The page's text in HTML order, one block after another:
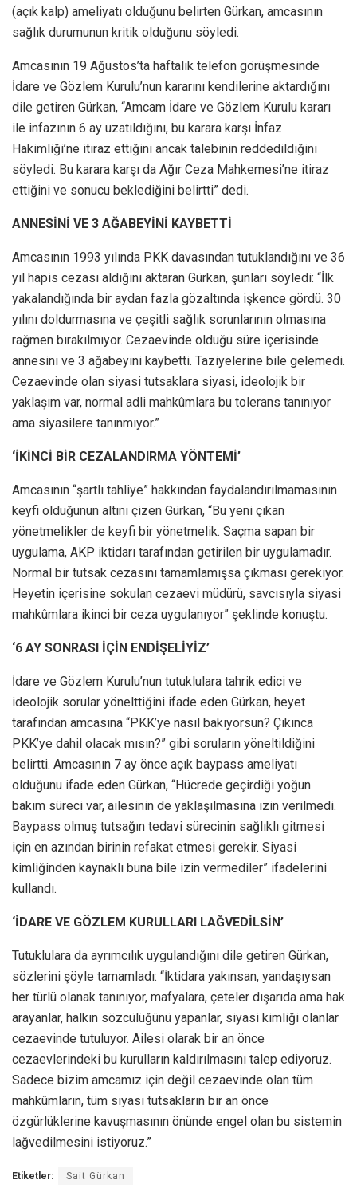
(açık kalp) ameliyatı olduğunu belirten Gürkan, amcasının
sağlık durumunun kritik olduğunu söyledi.
Amcasının 19 Ağustos’ta haftalık telefon görüşmesinde
İdare ve Gözlem Kurulu’nun kararını kendilerine aktardığını
dile getiren Gürkan, “Amcam İdare ve Gözlem Kurulu kararı
ile infazının 6 ay uzatıldığını, bu karara karşı İnfaz
Hakimliği’ne itiraz ettiğini ancak talebinin reddedildiğini
söyledi. Bu karara karşı da Ağır Ceza Mahkemesi’ne itiraz
ettiğini ve sonucu beklediğini belirtti” dedi.
ANNESİNİ VE 3 AĞABEYİNİ KAYBETTİ
Amcasının 1993 yılında PKK davasından tutuklandığını ve 36
yıl hapis cezası aldığını aktaran Gürkan, şunları söyledi: “İlk
yakalandığında bir aydan fazla gözaltında işkence gördü. 30
yılını doldurmasına ve çeşitli sağlık sorunlarının olmasına
rağmen bırakılmıyor. Cezaevinde olduğu süre içerisinde
annesini ve 3 ağabeyini kaybetti. Taziyelerine bile gelemedi.
Cezaevinde olan siyasi tutsaklara siyasi, ideolojik bir
yaklaşım var, normal adli mahkûmlara bu tolerans tanınıyor
ama siyasilere tanınmıyor.”
‘İKİNCİ BİR CEZALANDIRMA YÖNTEMİ’
Amcasının “şartlı tahliye” hakkından faydalandırılmamasının
keyfi olduğunun altını çizen Gürkan, “Bu yeni çıkan
yönetmelikler de keyfi bir yönetmelik. Saçma sapan bir
uygulama, AKP iktidarı tarafından getirilen bir uygulamadır.
Normal bir tutsak cezasını tamamlamışsa çıkması gerekiyor.
Heyetin içerisine sokulan cezaevi müdürü, savcısıyla siyasi
mahkûmlara ikinci bir ceza uygulanıyor” şeklinde konuştu.
‘6 AY SONRASI İÇİN ENDİŞELİYİZ’
İdare ve Gözlem Kurulu’nun tutuklulara tahrik edici ve
ideolojik sorular yönelttiğini ifade eden Gürkan, heyet
tarafından amcasına “PKK’ye nasıl bakıyorsun? Çıkınca
PKK’ye dahil olacak mısın?” gibi soruların yöneltildiğini
belirtti. Amcasının 7 ay önce açık baypass ameliyatı
olduğunu ifade eden Gürkan, “Hücrede geçirdiği yoğun
bakım süreci var, ailesinin de yaklaşılmasına izin verilmedi.
Baypass olmuş tutsağın tedavi sürecinin sağlıklı gitmesi
için en azından birinin refakat etmesi gerekir. Siyasi
kimliğinden kaynaklı buna bile izin vermediler” ifadelerini
kullandı.
‘İDARE VE GÖZLEM KURULLARI LAĞVEDİLSİN’
Tutuklulara da ayrımcılık uygulandığını dile getiren Gürkan,
sözlerini şöyle tamamladı: “İktidara yakınsan, yandaşıysan
her türlü olanak tanınıyor, mafyalara, çeteler dışarıda ama hak
arayanlar, halkın sözcülüğünü yapanlar, siyasi kimliği olanlar
cezaevinde tutuluyor. Ailesi olarak bir an önce
cezaevlerindeki bu kurulların kaldırılmasını talep ediyoruz.
Sadece bizim amcamız için değil cezaevinde olan tüm
mahkûmların, tüm siyasi tutsakların bir an önce
özgürlüklerine kavuşmasının önünde engel olan bu sistemin
lağvedilmesini istiyoruz.”
Etiketler: Sait Gürkan